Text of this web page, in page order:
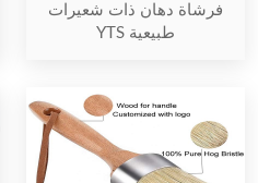
فرشاة دهان ذات شعيرات
طبيعية YTS